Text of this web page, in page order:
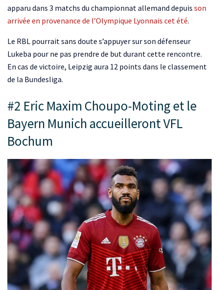
apparu dans 3 matchs du championnat allemand depuis son
arrivée en provenance de l’Olympique Lyonnais cet été.
Le RBL pourrait sans doute s’appuyer sur son défenseur
Lukeba pour ne pas prendre de but durant cette rencontre.
En cas de victoire, Leipzig aura 12 points dans le classement
de la Bundesliga.
#2 Eric Maxim Choupo-Moting et le
Bayern Munich accueilleront VFL
Bochum